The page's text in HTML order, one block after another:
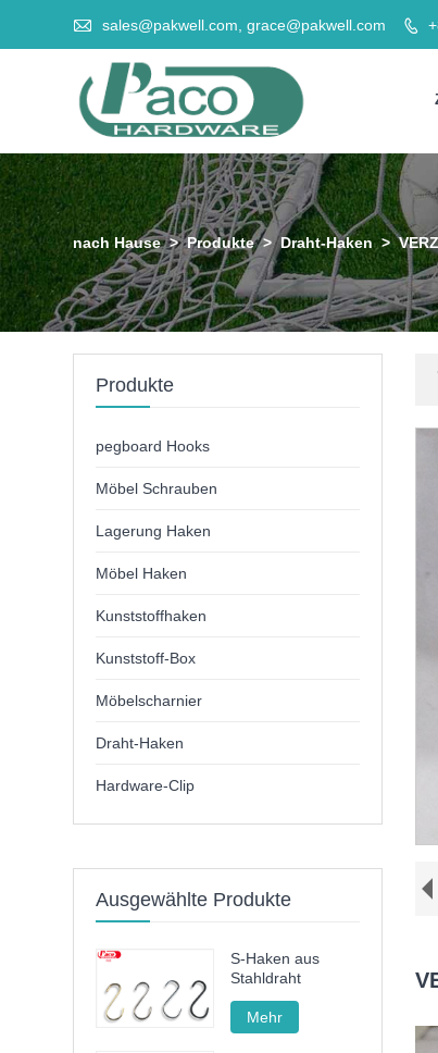
 sales@pakwell.com, grace@pakwell.com 
nach Hause > Produkte > Draht-Haken >
Produkte
pegboard Hooks
Möbel Schrauben
Lagerung Haken
Möbel Haken
Kunststoffhaken
Kunststoff-Box
Möbelscharnier
Draht-Haken
Hardware-Clip
Ausgewählte Produkte
S-Haken aus
Stahldraht
Mehr